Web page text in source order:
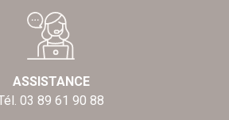
ASSISTANCE
03 89 61 90 88